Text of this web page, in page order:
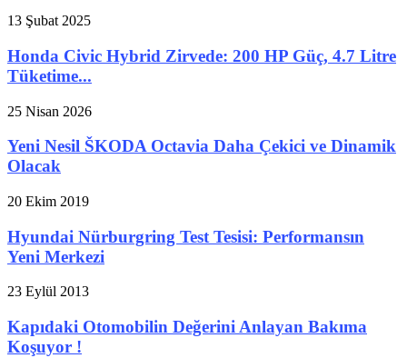
13 Şubat 2025
Honda Civic Hybrid Zirvede: 200 HP Güç, 4.7 Litre
Tüketime...
25 Nisan 2026
Yeni Nesil ŠKODA Octavia Daha Çekici ve Dinamik
Olacak
20 Ekim 2019
Hyundai Nürburgring Test Tesisi: Performansın
Yeni Merkezi
23 Eylül 2013
Kapıdaki Otomobilin Değerini Anlayan Bakıma
Koşuyor !